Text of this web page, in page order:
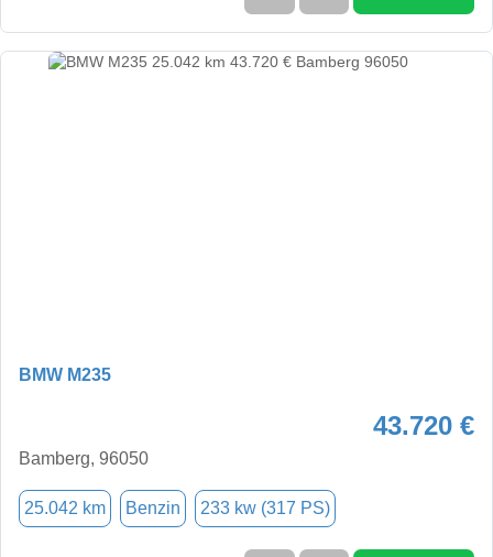
BMW M235
43.720 €
Bamberg, 96050
25.042 km Benzin 233 kw (317 PS)